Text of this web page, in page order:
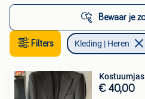
Bewaar je
Filters Kleding | Heren
€ 40,00